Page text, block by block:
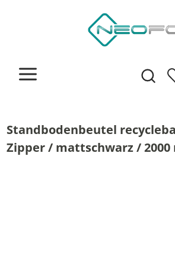
Standbodenbeutel
Zipper / mattschwarz / 2000